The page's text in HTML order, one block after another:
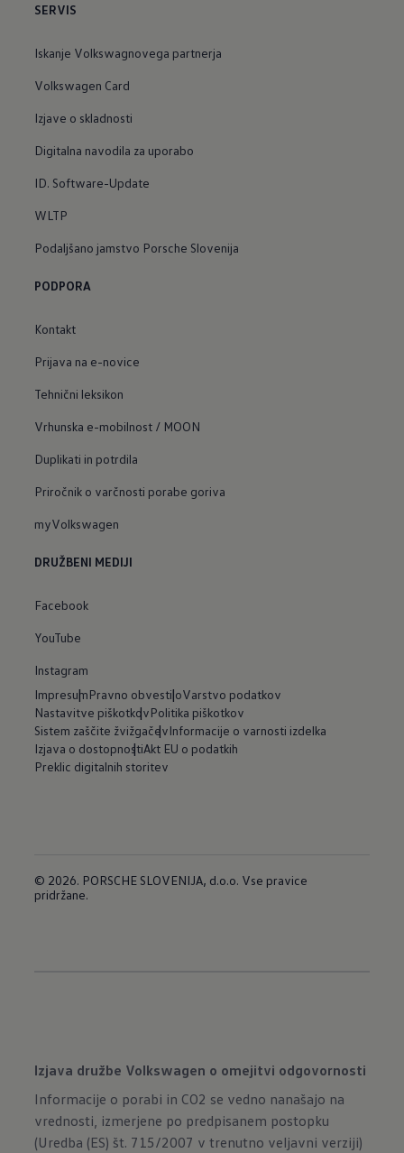
SERVIS
Iskanje Volkswagnovega partnerja
Volkswagen Card
Izjave o skladnosti
Digitalna navodila za uporabo
ID. Software-Update
WLTP
Podaljšano jamstvo Porsche Slovenija
PODPORA
Kontakt
Prijava na e-novice
Tehnični leksikon
Vrhunska e-mobilnost / MOON
Duplikati in potrdila
Priročnik o varčnosti porabe goriva
myVolkswagen
DRUŽBENI MEDIJI
Facebook
YouTube
Instagram
ImpresumPravno obvestiloVarstvo podatkov
Nastavitve piškotkovPolitika piškotkov
Sistem zaščite žvižgačevInformacije o varnosti izdelka
Izjava o dostopnostiAkt EU o podatkih
Preklic digitalnih storitev
© 2026. PORSCHE SLOVENIJA, d.o.o. Vse pravice
pridržane.
Izjava družbe Volkswagen o omejitvi odgovornosti
Informacije o porabi in CO2 se vedno nanašajo na
vrednosti, izmerjene po predpisanem postopku
(Uredba (ES) št. 715/2007 v trenutno veljavni verziji)